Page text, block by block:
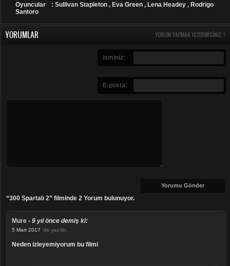
Oyuncular
: Sullivan Stapleton , Eva Green , Lena Headey , Rodrigo
Santoro
YORUMLAR YORUM YAPMAK ISTERMISINIZ ?
isminiz:
E-posta:
“300 Spartalı 2” filminde 2 Yorum bulunuyor.
Mure - 9 yıl önce demiş ki:
5 Mart 2017 'de yazıldı.
Neden izleyemiyorum bu filmi